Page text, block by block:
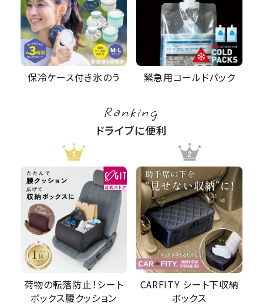
保冷ケース付き氷のう 緊急用コールドパック
Ranking
ドライブに便利
荷物の転落防止！シート
ボックス腰クッション
CARFITY シート下収納
ボックス